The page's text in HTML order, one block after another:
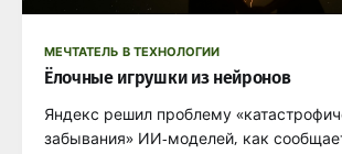
МЕЧТАТЕЛЬ В ТЕХНОЛОГИИ
Ёлочные игрушки из нейронов
Яндекс решил проблему
забывания» ИИ-моделей, как